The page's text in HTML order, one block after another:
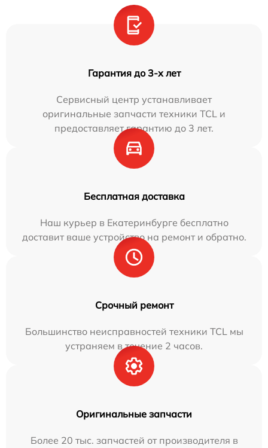
Гарантия до 3-х лет
Сервисный центр устанавливает
оригинальные запчасти техники TCL и
предоставляет гарантию до 3 лет.
Бесплатная доставка
Наш курьер в Екатеринбурге бесплатно
доставит ваше устройство на ремонт и обратно.
Срочный ремонт
Большинство неисправностей техники TCL мы
устраняем в течение 2 часов.
Оригинальные запчасти
Более 20 тыс. запчастей от производителя в